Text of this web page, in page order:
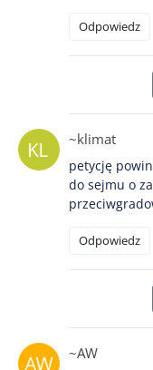
Odpowiedz
~klimat
petycję
do sejmu o
Odpowiedz
~AW